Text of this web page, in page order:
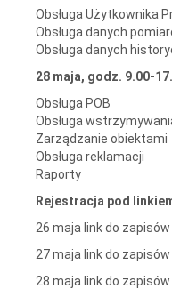
Obsługa Użytkownika
Obsługa danych
Obsługa danych
28 maja, godz. 9.00-
Obsługa POB
Obsługa
Zarządzanie obiektami
Obsługa reklamacji
Raporty
Rejestracja pod
26 maja link do zapisów
27 maja link do zapisów
28 maja link do zapisów